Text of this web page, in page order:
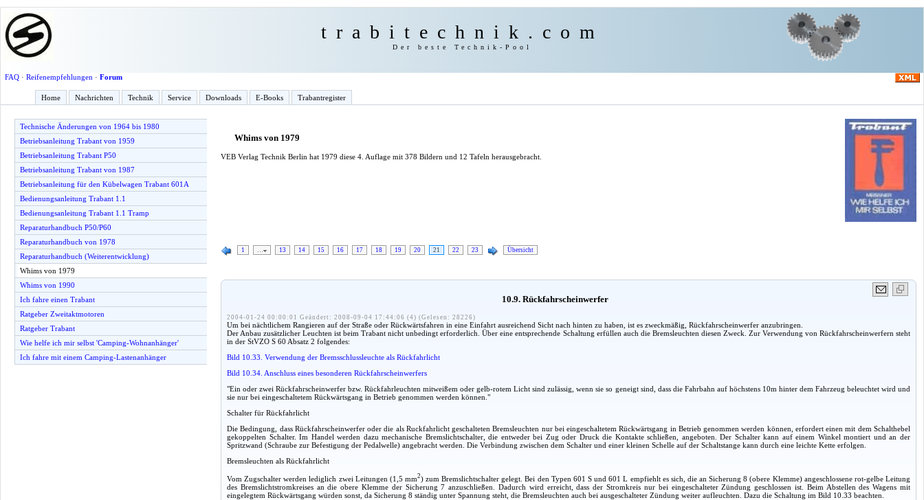
trabitechnik.com
Der beste Technik-Pool
FAQ· Reifenempfehlungen · Forum
Home Nachrichten Technik Service Downloads E-Books Trabantregister
Technische Änderungen von 1964 bis 1980
Betriebsanleitung Trabant von 1959
Betriebsanleitung Trabant P50
Betriebsanleitung Trabant von 1987
Betriebsanleitung für den Kübelwagen Trabant 601A
Bedienungsanleitung Trabant 1.1
Bedienungsanleitung Trabant 1.1 Tramp
Reparaturhandbuch P50/P60
Reparaturhandbuch von 1978
Reparaturhandbuch (Weiterentwicklung)
Whims von 1979
Whims von 1990
Ich fahre einen Trabant
Ratgeber Zweitaktmotoren
Ratgeber Trabant
Wie helfe ich mir selbst 'Camping-Wohnanhänger'
Ich fahre mit einem Camping-Lastenanhänger
Whims von 1979
VEB Verlag Technik Berlin hat 1979 diese 4. Auflage mit 378 Bildern und 12 Tafeln herausgebracht.
1 … 13 14 15 16 17 18 19 20 21 22 23 Übersicht
10.9. Rückfahrscheinwerfer
2004-01-24 00:00:01 Geändert: 2008-09-04 17:44:06 (4) (Gelesen: 28226)
Um bei nächtlichem Rangieren auf der Straße oder Rückwärtsfahren in eine Einfahrt ausreichend Sicht nach hinten zu haben, ist es zweckmäßig, Rückfahrscheinwerfer anzubringen.
Der Anbau zusätzlicher Leuchten ist beim Trabant nicht unbedingt erforderlich. Über eine entsprechende Schaltung erfüllen auch die Bremsleuchten diesen Zweck. Zur Verwendung von Rückfahrscheinwerfern steht
in der StVZO S 60 Absatz 2 folgendes:
Bild 10.33. Verwendung der Bremsschlussleuchte als Rückfahrlicht
Bild 10.34. Anschluss eines besonderen Rückfahrscheinwerfers
"Ein oder zwei Rückfahrscheinwerfer bzw. Rückfahrleuchten mitweißem oder gelb-rotem Licht sind zulässig, wenn sie so geneigt sind, dass die Fahrbahn auf höchstens 10m hinter dem Fahrzeug beleuchtet wird und
sie nur bei eingeschaltetem Rückwärtsgang in Betrieb genommen werden können."
Schalter für Rückfahrlicht
Die Bedingung, dass Rückfahrscheinwerfer oder die als Ruckfahrlicht geschalteten Bremsleuchten nur bei eingeschaltetem Rückwärtsgang in Betrieb genommen werden können, erfordert einen mit dem Schalthebel
gekoppelten Schalter. Im Handel werden dazu mechanische Bremslichtschalter, die entweder bei Zug oder Druck die Kontakte schließen, angeboten. Der Schalter kann auf einem Winkel montiert und an der
Spritzwand (Schraube zur Befestigung der Pedalwelle) angebracht werden. Die Verbindung zwischen dem Schalter und einer kleinen Schelle auf der Schaltstange kann durch eine leichte Kette erfolgen.
Bremsleuchten als Rückfahrlicht
Vom Zugschalter werden lediglich zwei Leitungen (1,5 mm2) zum Bremslichtschalter gelegt. Bei den Typen 601 S und 601 L empfiehlt es sich, die an Sicherung 8 (obere Klemme) angeschlossene rot-gelbe Leitung
des Bremslichtstromkreises an die obere Klemme der Sicherung 7 anzuschließen. Dadurch wird erreicht, dass der Stromkreis nur bei eingeschalteter Zündung geschlossen ist. Beim Abstellen des Wagens mit
eingelegtem Rückwärtsgang würden sonst, da Sicherung 8 ständig unter Spannung steht, die Bremsleuchten auch bei ausgeschalteter Zündung weiter aufleuchten. Dazu die Schaltung im Bild 10.33 beachten.